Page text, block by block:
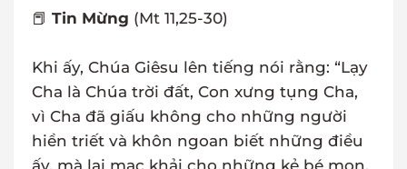
📕 Tin Mừng (Mt 11,25-30)
Khi ấy, Chúa Giêsu lên tiếng nói rằng: “Lạy
Cha là Chúa trời đất, Con xưng tụng Cha,
vì Cha đã giấu không cho những người
hiền triết và khôn ngoan biết những điều